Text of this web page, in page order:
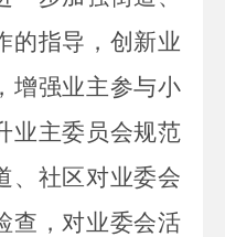
的指导，创新业
增强业主参与小
业主委员会规范
、社区对业委会
查，对业委会活